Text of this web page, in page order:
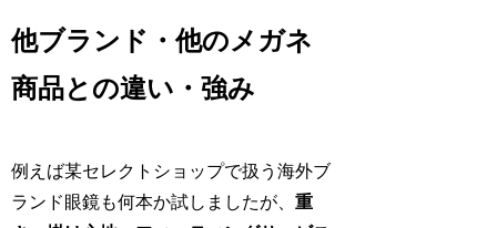
他ブランド・他のメガネ
商品との違い・強み
例えば某セレクトショップで扱う海外ブ
ランド眼鏡も何本か試しましたが、重